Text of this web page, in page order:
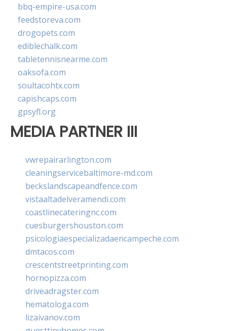
bbq-empire-usa.com
feedstoreva.com
drogopets.com
ediblechalk.com
tabletennisnearme.com
oaksofa.com
soultacohtx.com
capishcaps.com
gpsyfl.org
MEDIA PARTNER III
vwrepairarlington.com
cleaningservicebaltimore-md.com
beckslandscapeandfence.com
vistaaltadelveramendi.com
coastlinecateringnc.com
cuesburgershouston.com
psicologiaespecializadaencampeche.com
dmtacos.com
crescentstreetprinting.com
hornopizza.com
driveadragster.com
hematologa.com
lizaivanov.com